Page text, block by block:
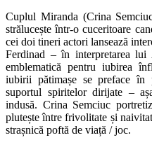
Cuplul Miranda (Crina
strălucește într-o cuceritoare
cei doi tineri actori lansează
Ferdinad – în interpretarea
emblematică pentru iubirea
iubirii pătimașe se preface în
suportul spiritelor dirijate –
indusă. Crina Semciuc
plutește între frivolitate și
strașnică poftă de viață / joc.